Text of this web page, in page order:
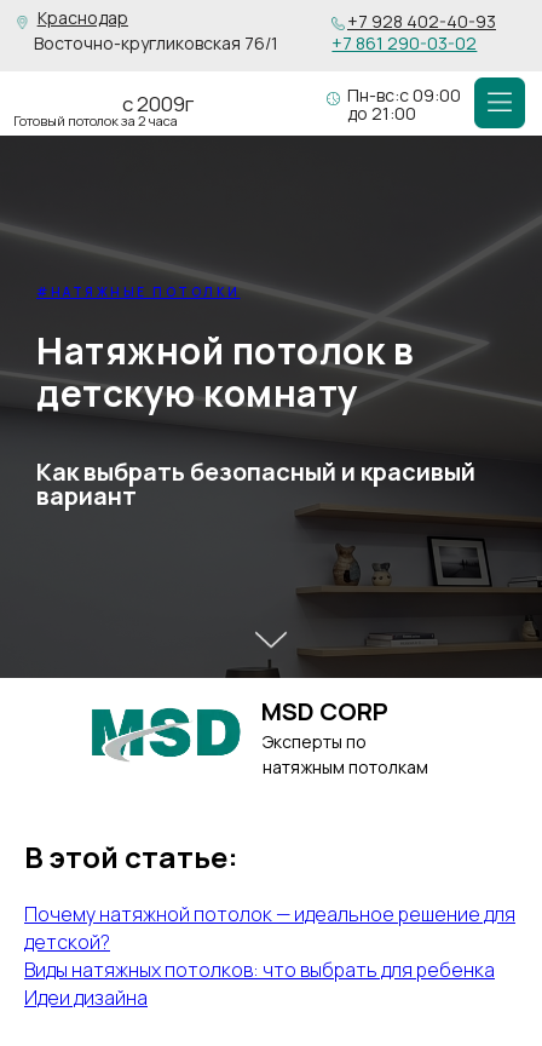
Восточно-кругликовская 76/1
Краснодар
+7 861 290-03-02
+7 928 402-40-93
#НАТЯЖНЫЕ ПОТОЛКИ
Натяжной потолок в
детскую комнату
Как выбрать безопасный и красивый
вариант
MSD CORP
Эксперты по
натяжным потолкам
В этой статье:
Почему натяжной потолок — идеальное решение для
детской?
Виды натяжных потолков: что выбрать для ребенка
Идеи дизайна